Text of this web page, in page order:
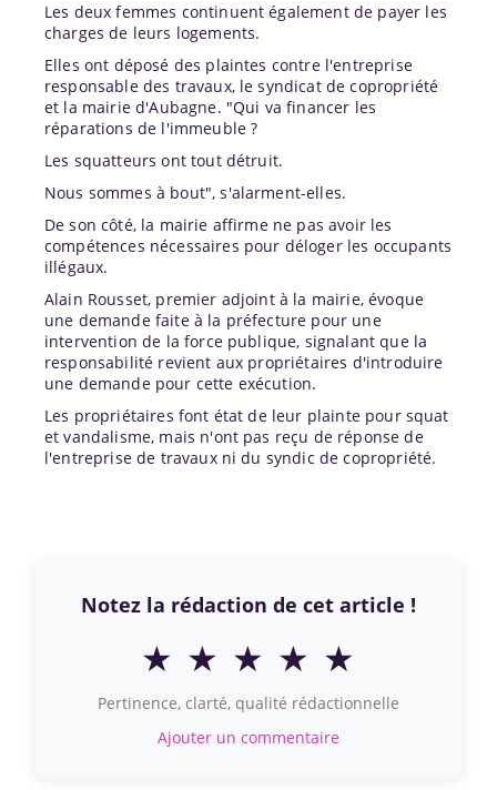
Les deux femmes continuent également de payer les
charges de leurs logements.
Elles ont déposé des plaintes contre l'entreprise
responsable des travaux, le syndicat de copropriété
et la mairie d'Aubagne. "Qui va financer les
réparations de l'immeuble ?
Les squatteurs ont tout détruit.
Nous sommes à bout", s'alarment-elles.
De son côté, la mairie affirme ne pas avoir les
compétences nécessaires pour déloger les occupants
illégaux.
Alain Rousset, premier adjoint à la mairie, évoque
une demande faite à la préfecture pour une
intervention de la force publique, signalant que la
responsabilité revient aux propriétaires d'introduire
une demande pour cette exécution.
Les propriétaires font état de leur plainte pour squat
et vandalisme, mais n'ont pas reçu de réponse de
l'entreprise de travaux ni du syndic de copropriété.
Notez la rédaction de cet article !
★ ★ ★ ★ ★
Pertinence, clarté, qualité rédactionnelle
Ajouter un commentaire